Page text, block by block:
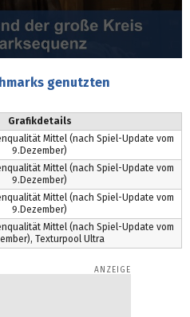
genutzten
Grafikdetails
Mittel (nach Spiel-Update vom
9.Dezember)
Mittel (nach Spiel-Update vom
9.Dezember)
Mittel (nach Spiel-Update vom
9.Dezember)
Mittel (nach Spiel-Update vom
Texturpool Ultra